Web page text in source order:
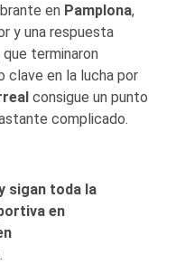
en Pamplona,
y una respuesta
terminaron
clave en la lucha por
consigue un punto
complicado.
sigan toda la
en
.